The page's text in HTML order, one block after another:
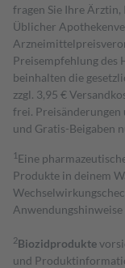
fragen Sie Ihre
Üblicher
Preisempfehlung des
beinhalten die
zzgl. 3,95 €
frei.
und Gratis-Beigaben
1 Eine
Produkte in deinem
2Biozidprodukte
und